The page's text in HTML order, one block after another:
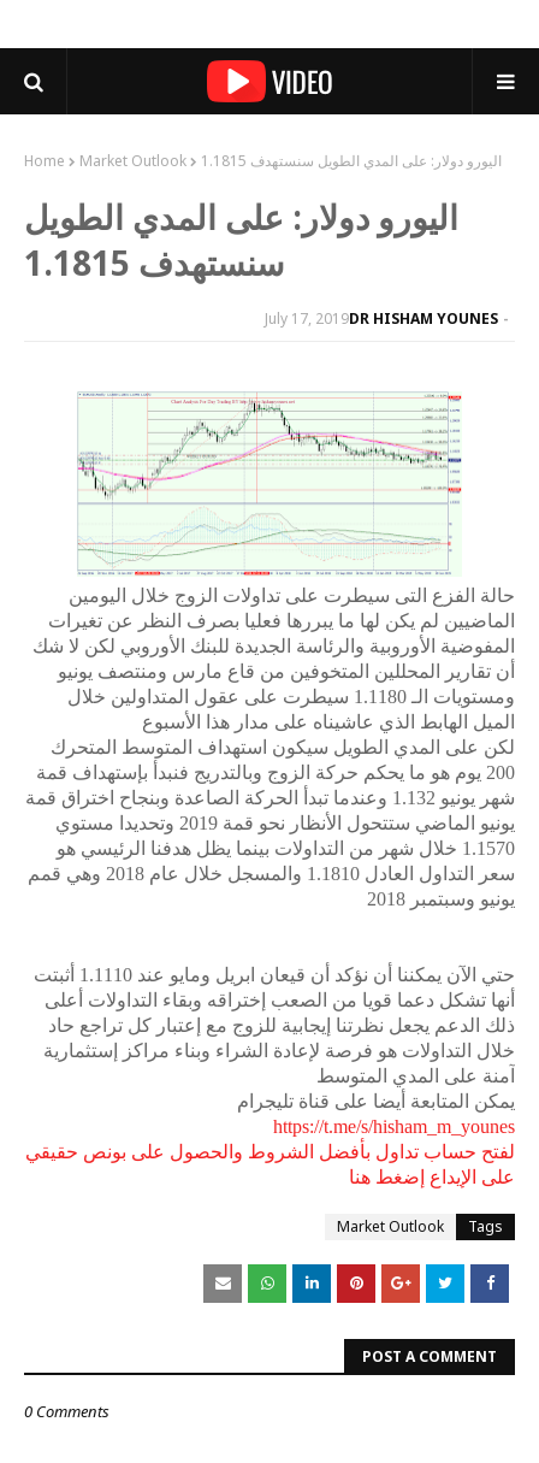
Home Market Outlook اليورو دولار: على المدي الطويل سنستهدف 1.1815
اليورو دولار: على المدي الطويل
سنستهدف 1.1815
DR HISHAM YOUNES
July 17, 2019
حالة الفزع التى سيطرت على تداولات الزوج خلال اليومين
الماضيين لم يكن لها ما يبررها فعليا بصرف النظر عن تغيرات
المفوضية الأوروبية والرئاسة الجديدة للبنك الأوروبي لكن لا شك
أن تقارير المحللين المتخوفين من قاع مارس ومنتصف يونيو
ومستويات الـ 1.1180 سيطرت على عقول المتداولين خلال
الميل الهابط الذي عاشيناه على مدار هذا الأسبوع
لكن على المدي الطويل سيكون استهداف المتوسط المتحرك
200 يوم هو ما يحكم حركة الزوج وبالتدريج فنبدأ بإستهداف قمة
شهر يونيو 1.132 وعندما تبدأ الحركة الصاعدة وبنجاح اختراق قمة
يونيو الماضي ستتحول الأنظار نحو قمة 2019 وتحديدا مستوي
1.1570 خلال شهر من التداولات بينما يظل هدفنا الرئيسي هو
سعر التداول العادل 1.1810 والمسجل خلال عام 2018 وهي قمم
يونيو وسبتمبر 2018
حتي الآن يمكننا أن نؤكد أن قيعان ابريل ومايو عند 1.1110 أثبتت
أنها تشكل دعما قويا من الصعب إختراقه وبقاء التداولات أعلى
ذلك الدعم يجعل نظرتنا إيجابية للزوج مع إعتبار كل تراجع حاد
خلال التداولات هو فرصة لإعادة الشراء وبناء مراكز إستثمارية
آمنة على المدي المتوسط
يمكن المتابعة أيضا على قناة تليجرام
https://t.me/s/hisham_m_younes
لفتح حساب تداول بأفضل الشروط والحصول على بونص حقيقي
على الإيداع إضغط هنا
Tags
Market Outlook
POST A COMMENT
0 Comments